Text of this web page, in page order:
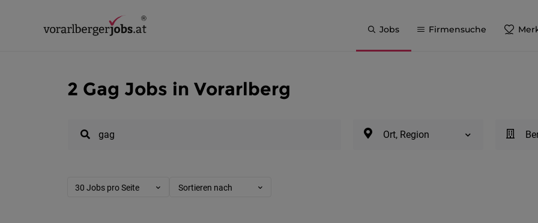
Jobs Firmensuche
2 Gag Jobs in Vorarlberg
Ort, Region
30 Jobs pro Seite Sortieren nach